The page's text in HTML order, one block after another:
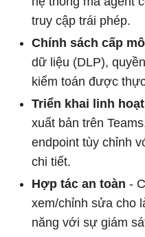
truy cập trái phép.
Chính sách cấp
dữ liệu (DLP),
kiểm toán được
Triển khai linh hoạt
xuất bản trên
endpoint tùy chỉnh
chi tiết.
Hợp tác an toàn -
xem/chỉnh sửa cho
năng với sự giám